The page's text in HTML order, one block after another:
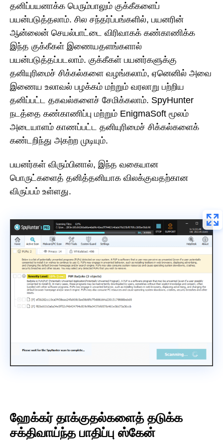
தனிப்பயனாக்க பெரும்பாலும் குக்கீகளைப்
பயன்படுத்தலாம். சில சந்தர்ப்பங்களில், பயனரின்
ஆன்லைன் செயல்பாட்டை விரிவாகக் கண்காணிக்க
இந்த குக்கீகள் இணையதளங்களால்
பயன்படுத்தப்படலாம். குக்கீகள் பயனர்களுக்கு
தனியுரிமைச் சிக்கல்களை வழங்கலாம், ஏனெனில் அவை
இணைய உலாவல் பழக்கம் மற்றும் வரலாறு பற்றிய
தனிப்பட்ட தகவல்களைச் சேமிக்கலாம். SpyHunter
நடத்தை கண்காணிப்பு மற்றும் EnigmaSoft மூலம்
அடையாளம் காணப்பட்ட தனியுரிமைச் சிக்கல்களைக்
கண்டறிந்து அகற்ற முடியும்.
பயனர்கள் விரும்பினால், இந்த வகையான
பொருட்களைத் தனித்தனியாக விலக்குவதற்கான
விருப்பம் உள்ளது.
ஹேக்கர் தாக்குதல்களைத் தடுக்க
சக்திவாய்ந்த பாதிப்பு ஸ்கேன்